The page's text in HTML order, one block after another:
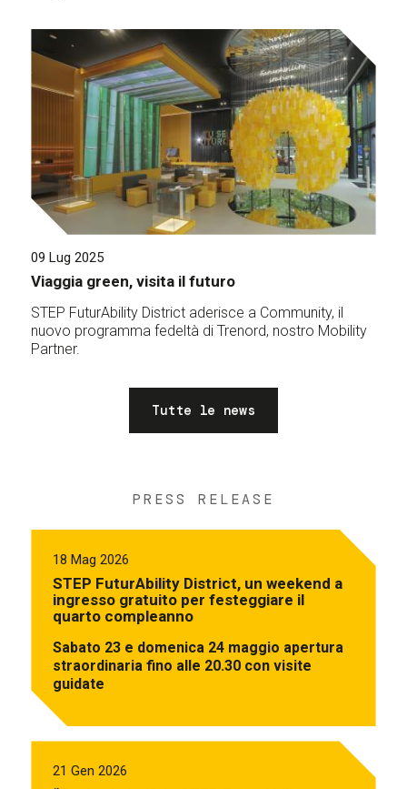
09 Lug 2025
Viaggia green, visita il futuro
STEP FuturAbility District aderisce a Community, il
nuovo programma fedeltà di Trenord, nostro Mobility
Partner.
Tutte le news
PRESS RELEASE
18 Mag 2026
STEP FuturAbility District, un weekend a
ingresso gratuito per festeggiare il
quarto compleanno
Sabato 23 e domenica 24 maggio apertura
straordinaria fino alle 20.30 con visite
guidate
21 Gen 2026